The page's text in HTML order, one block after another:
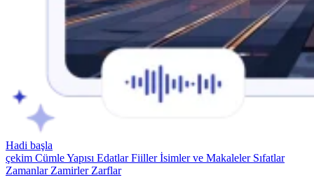
Hadi başla
çekim Cümle Yapısı EdatlarFiillerİsimler ve Makaleler Sıfatlar
Zamanlar Zamirler Zarflar